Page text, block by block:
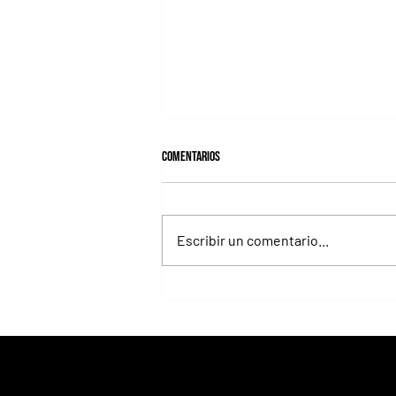
Comentarios
Escribir un comentario...